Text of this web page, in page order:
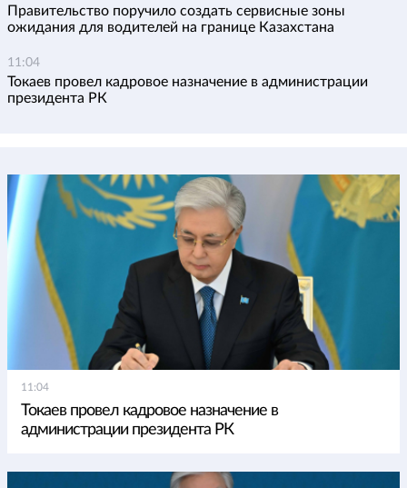
Правительство поручило создать сервисные зоны
ожидания для водителей на границе Казахстана
11:04
Токаев провел кадровое назначение в администрации
президента РК
11:04
Токаев провел кадровое назначение в
администрации президента РК